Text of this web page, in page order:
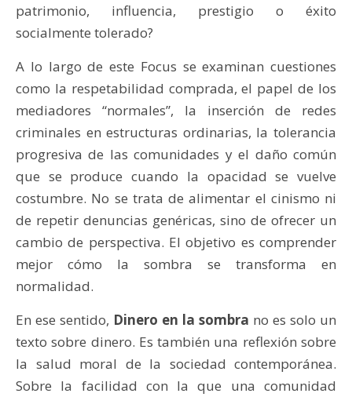
patrimonio, influencia, prestigio o éxito
socialmente tolerado?
A lo largo de este Focus se examinan cuestiones
como la respetabilidad comprada, el papel de los
mediadores “normales”, la inserción de redes
criminales en estructuras ordinarias, la tolerancia
progresiva de las comunidades y el daño común
que se produce cuando la opacidad se vuelve
costumbre. No se trata de alimentar el cinismo ni
de repetir denuncias genéricas, sino de ofrecer un
cambio de perspectiva. El objetivo es comprender
mejor cómo la sombra se transforma en
normalidad.
En ese sentido, Dinero en la sombra no es solo un
texto sobre dinero. Es también una reflexión sobre
la salud moral de la sociedad contemporánea.
Sobre la facilidad con la que una comunidad